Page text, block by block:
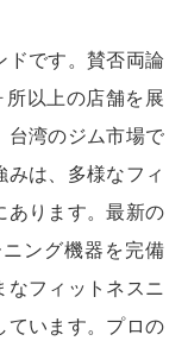
ドです。賛否両論
以上の店舗を展
台湾のジム市場で
は、多様なフィ
あります。最新の
ング機器を完備
なフィットネスニ
ています。プロの